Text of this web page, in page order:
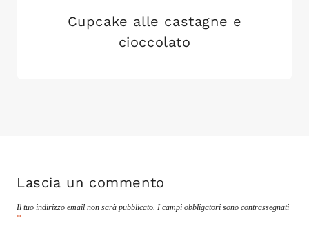
Cupcake alle castagne e
cioccolato
Lascia un commento
Il tuo indirizzo email non sarà pubblicato. I campi obbligatori sono contrassegnati
*